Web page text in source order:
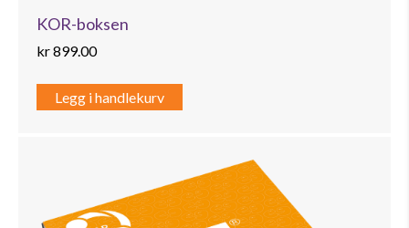
KOR-boksen
kr899.00
Legg i handlekurv